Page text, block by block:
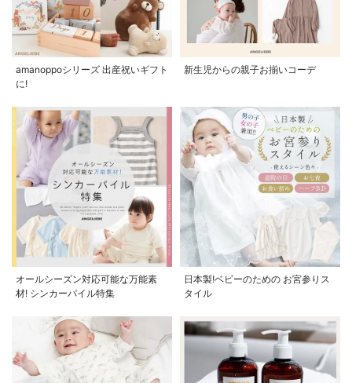
amanoppoシリーズ 出産祝いギフト
に!
新生児からの親子お揃いコーデ
オールシーズン対応可能な万能素
材! シンカーパイル特集
日本製!ベビーのための お宮参りス
タイル